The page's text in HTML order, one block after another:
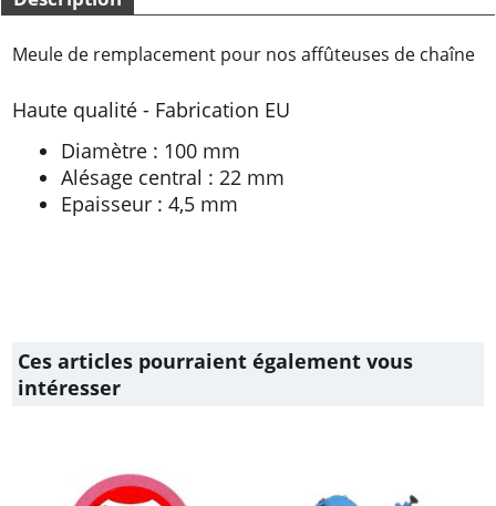
Meule de remplacement pour nos affûteuses de chaîne
Haute qualité - Fabrication EU
Diamètre : 100 mm
Alésage central : 22 mm
Epaisseur : 4,5 mm
Ces articles pourraient également vous
intéresser